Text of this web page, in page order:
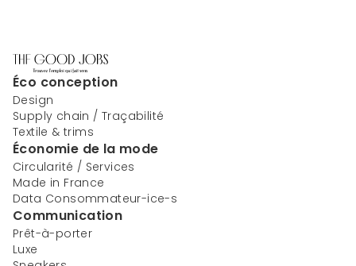
Éco conception
Design
Supply chain / Traçabilité
Textile & trims
Économie de la mode
Circularité / Services
Made in France
Data Consommateur-ice-s
Communication
Prêt-à-porter
Luxe